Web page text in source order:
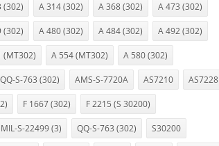
(302) A 314 (302) A 368 (302) A 473 (302)
(302) A 480 (302) A 484 (302) A 492 (302)
(MT302) A 554 (MT302) A 580 (302)
S-763 (302) AMS-S-7720A AS7210 AS7228
F 1667 (302) F 2215 (S 30200)
MIL-S-22499 (3) QQ-S-763 (302) S30200